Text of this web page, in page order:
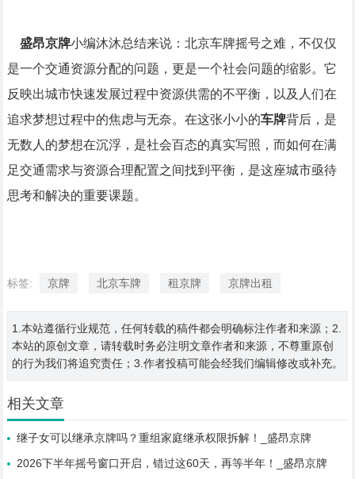
盛昂京牌小编沐沐总结来说：北京车牌摇号之难，不仅仅
是一个交通资源分配的问题，更是一个社会问题的缩影。它
反映出城市快速发展过程中资源供需的不平衡，以及人们在
追求梦想过程中的焦虑与无奈。在这张小小的车牌背后，是
无数人的梦想在沉浮，是社会百态的真实写照，而如何在满
足交通需求与资源合理配置之间找到平衡，是这座城市亟待
思考和解决的重要课题。
标签: 京牌 北京车牌 租京牌 京牌出租
1.本站遵循行业规范，任何转载的稿件都会明确标注作者和来源；2.
本站的原创文章，请转载时务必注明文章作者和来源，不尊重原创
的行为我们将追究责任；3.作者投稿可能会经我们编辑修改或补充。
相关文章
继子女可以继承京牌吗？重组家庭继承权限拆解！_盛昂京牌
2026下半年摇号窗口开启，错过这60天，再等半年！_盛昂京牌